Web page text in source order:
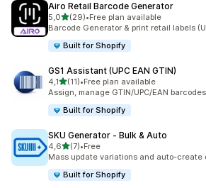
Airo Retail Barcode Generator
5,0z 5 hvězd
(29)
Celkový počet recenzí: 29
•Free plan available
Barcode Generator & print retail labels
Built for Shopify
GS1 Assistant (UPC EAN GTIN)
4,1z 5 hvězd
(11)
Celkový počet recenzí: 11
•Free plan available
Assign, manage GTIN/UPC/EAN
Built for Shopify
SKU Generator ‑ Bulk & Auto
4,6z 5 hvězd
(7)
Celkový počet recenzí: 7
•Free
Mass update variations and auto-create
Built for Shopify